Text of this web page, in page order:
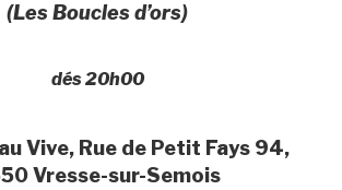
(Les Boucles d’ors)
dés 20h00
Vive, Rue de Petit Fays 94,
Vresse-sur-Semois